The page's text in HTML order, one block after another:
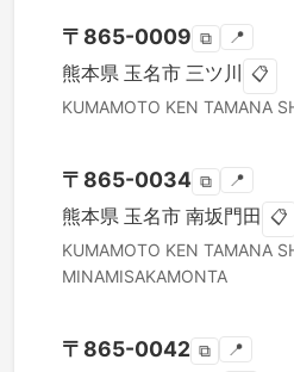
〒 865-0009 ⧉ 📍
熊本県 玉名市 三ツ川 📋
KUMAMOTO KEN TAMANA
〒 865-0034 ⧉ 📍
熊本県 玉名市 南坂門田 📋
KUMAMOTO KEN TAMANA
MINAMISAKAMONTA
〒 865-0042 ⧉ 📍